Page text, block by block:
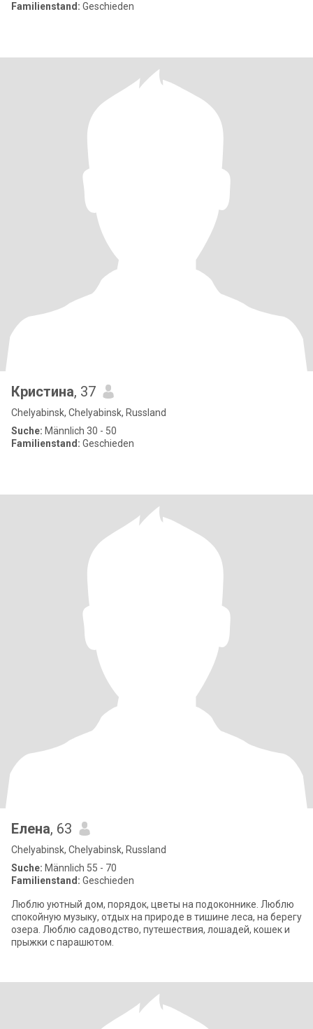
Familienstand: Geschieden
Кристина, 37
Chelyabinsk, Chelyabinsk, Russland
Suche: Männlich 30 - 50
Familienstand: Geschieden
Елена, 63
Chelyabinsk, Chelyabinsk, Russland
Suche: Männlich 55 - 70
Familienstand: Geschieden
Люблю уютный дом, порядок, цветы на подоконнике. Люблю
спокойную музыку, отдых на природе в тишине леса, на берегу
озера. Люблю садоводство, путешествия, лошадей, кошек и
прыжки с парашютом.